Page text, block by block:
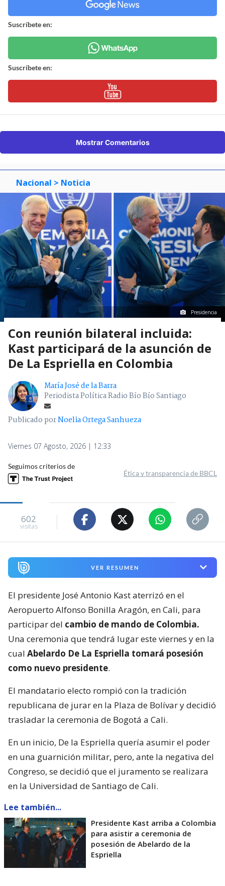
Suscríbete en:
Suscríbete en:
Mostrar Comentarios
Nacional > Noticia
Presidencia
Con reunión bilateral incluida:
Kast participará de la asunción de
De La Espriella en Colombia
María José de la Barra
Periodista Política Radio Bío Bío Santiago
Publicado porNoelia Ortega Sanhueza
Viernes 07 Agosto, 2026 | 12:33
Seguimos criterios de
Ética y transparencia de BBCL
602
visitas
VER RESUMEN
El presidente José Antonio Kast aterrizó en el
Aeropuerto Alfonso Bonilla Aragón, en Cali, para
participar del cambio de mando de Colombia.
Una ceremonia que tendrá lugar este viernes y en la
cual Abelardo De La Espriella tomará posesión
como nuevo presidente.
El mandatario electo rompió con la tradición
republicana de jurar en la Plaza de Bolívar y decidió
trasladar la ceremonia de Bogotá a Cali.
En un inicio, De la Espriella quería asumir el poder
en una guarnición militar, pero, ante la negativa del
Congreso, se decidió que el juramento se realizara
en la Universidad de Santiago de Cali.
Lee también...
Presidente Kast arriba a Colombia
para asistir a ceremonia de
posesión de Abelardo de la
Espriella